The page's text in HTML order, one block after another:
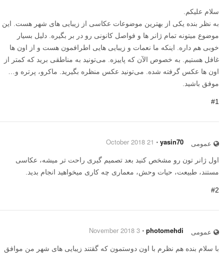
سلام علیکم.
به نظر بنده یکی از بهترین موضوعات عکاسی از زیبایی های شهر هست. این
موضوع میتونه تمام ژانر ها و فواصل کانونی رو در بر بگیره. دلیل بسیار
خوبی هم داره. اینکه ما نعمات و زیبایی هایی اطرافمون هست و از اون ها
غافل هستیم. به خصوص الآن که پاییزه. می‌تونید به مناطقی برید که کمتر از
اون ها عکس گرفته شده. می‌تونید عکس منظره بگیرید. ماکرو، پرتره و…
موفق باشید.
#1
عمومی yasin70
⋅
21 October 2018
اول ژانر تون رو مشخص کنید بعد تصمیم گیری راحت تر میشه، عکاسی
مستند، طبیعت، حیات وحش، معماری چه کاری میخواهید انجام بدید.
#2
عمومی photomehdi
⋅
3 November 2018
با سلام بنده هم نظرم با اون دوستمون که گقتند زیبایی های شهر من موافق